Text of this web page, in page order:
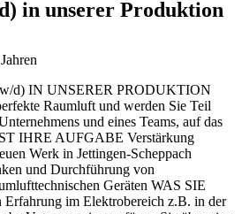
in unserer Produktion
d) IN UNSERER PRODUKTION
Raumluft und werden Sie Teil
und eines Teams, auf das
IHRE AUFGABE Verstärkung
Werk in Jettingen-Scheppach
und Durchführung von
Geräten WAS SIE
im Elektrobereich z.B. in der